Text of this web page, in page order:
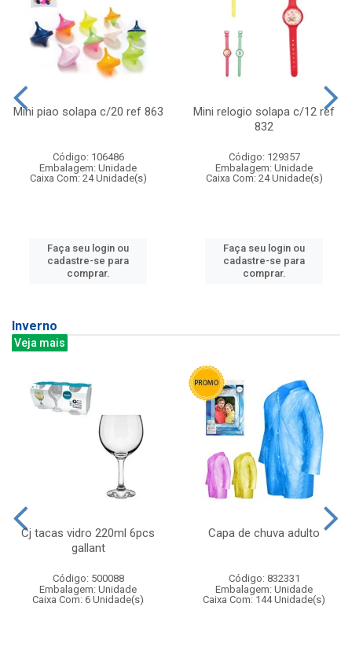
Mini piao solapa c/20 ref 863
Código: 106486
Embalagem: Unidade
Caixa Com: 24 Unidade(s)
Faça seu login ou
cadastre-se para
comprar.
Mini relogio solapa c/12 ref
832
Código: 129357
Embalagem: Unidade
Caixa Com: 24 Unidade(s)
Faça seu login ou
cadastre-se para
comprar.
Inverno
Veja mais
Cj tacas vidro 220ml 6pcs
gallant
Código: 500088
Embalagem: Unidade
Caixa Com: 6 Unidade(s)
Capa de chuva adulto
Código: 832331
Embalagem: Unidade
Caixa Com: 144 Unidade(s)